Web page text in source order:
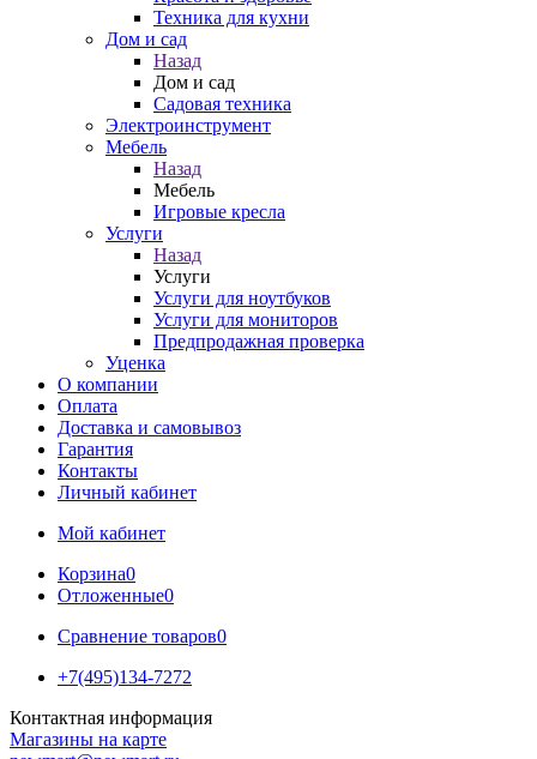
Техника для кухни
Дом и сад
Назад
Дом и сад
Садовая техника
Электроинструмент
Мебель
Назад
Мебель
Игровые кресла
Услуги
Назад
Услуги
Услуги для ноутбуков
Услуги для мониторов
Предпродажная проверка
Уценка
О компании
Оплата
Доставка и самовывоз
Гарантия
Контакты
Личный кабинет
Мой кабинет
Корзина0
Отложенные0
Сравнение товаров0
+7(495)134-7272
Контактная информация
Магазины на карте